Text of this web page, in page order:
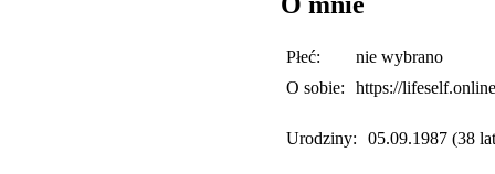
Płeć:
nie wybrano
O sobie:
https://
Urodziny: 05.09.1987 (38